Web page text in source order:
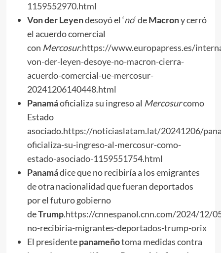
1159552970.html
Von der Leyendesoyó el ‘no‘ deMacrony cerró
el acuerdo comercial
con Mercosur.https://www.europapress.es/
von-der-leyen-desoye-no-macron-cierra-
acuerdo-comercial-ue-mercosur-
20241206140448.html
Panamáoficializa su ingreso al Mercosurcomo
Estado
asociado.https://noticiaslatam.lat/20241206/
oficializa-su-ingreso-al-mercosur-como-
estado-asociado-1159551754.html
Panamádice que no recibiría a los emigrantes
de otra nacionalidad que fueran deportados
por el futuro gobierno
deTrump.https://cnnespanol.cnn.com/2024/12/
no-recibiria-migrantes-deportados-trump-orix
El presidentepanameñotoma medidas contra